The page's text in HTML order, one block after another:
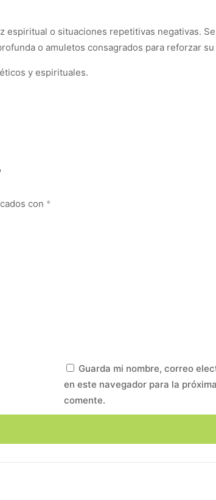
espiritual o situaciones repetitivas negativas.
o amuletos consagrados para reforzar su
y espirituales.
con *
Guarda mi nombre, correo
en este navegador para la
comente.